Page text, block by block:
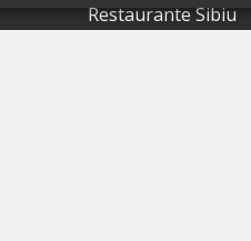
Restaurante Sibiu